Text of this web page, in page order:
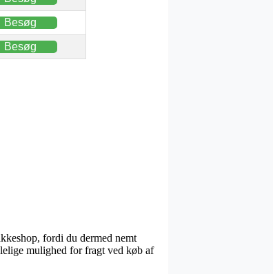
Besøg
Besøg
fordi du dermed nemt
mulighed for fragt ved køb af